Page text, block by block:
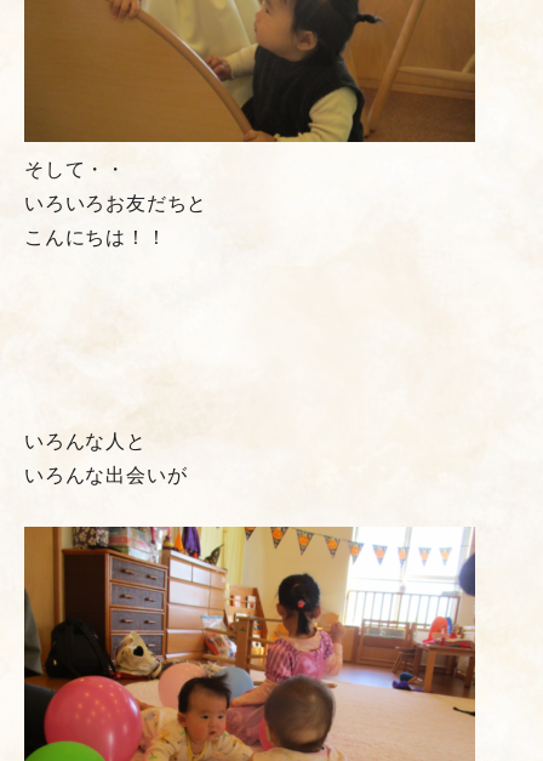
そして・・
いろいろお友だちと
こんにちは！！
いろんな人と
いろんな出会いが